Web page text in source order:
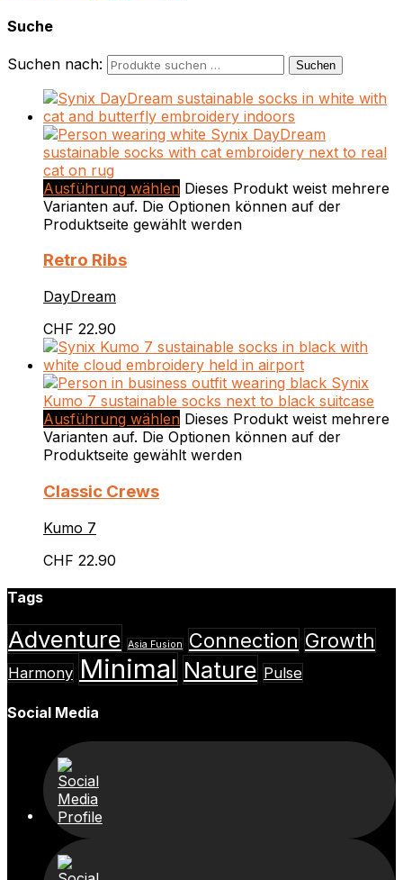
Suche
Suchen nach: Suchen
Ausführung wählen Dieses Produkt weist mehrere
Varianten auf. Die Optionen können auf der
Produktseite gewählt werden
Retro Ribs
DayDream
CHF 22.90
Ausführung wählen Dieses Produkt weist mehrere
Varianten auf. Die Optionen können auf der
Produktseite gewählt werden
Classic Crews
Kumo 7
CHF 22.90
Tags
Adventure Asia Fusion Connection Growth
Harmony Minimal Nature Pulse
Social Media